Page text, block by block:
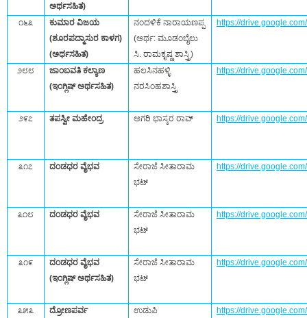
ಅರ್ಥಸಹಿತ)
೧೬೩
ಕುಮಾರ ವಿಜಯ
(ಶೂರಪದ್ಮಾಸುರ ಕಾಳಗ)
(ಅರ್ಥಸಹಿತ)
ನಂದಳಿಕೆ ನಾರಾಯಣಪ್ಪ‌
(ಅರ್ಥ: ಮೂಡಂಬೈಲು
ಸಿ. ರಾಮಕೃಷ್ಣ ಶಾಸ್ತ್ರಿ)
https://
೨೮೮
ಜಾಂಬವತಿ ಕಲ್ಯಾಣ
(ಇಂಗ್ಲಿಷ್‌ ಅರ್ಥಸಹಿತ)
ಹಲಸಿನಹಳ್ಳಿ
ನರಸಿಂಹಶಾಸ್ತ್ರಿ
https://
೨೯೭ ತಪಸ್ವೀ ಮಹೇಂದ್ರ ಅಗರಿ ಭಾಸ್ಕರ ರಾವ್ https://
೩೧೭ ದಂಡಧರ ವೈಭವ
ಸೇರಾಜೆ ಸೀತಾರಾಮ
ಭಟ್‌
https://
೩೧೮ ದಂಡಧರ ವೈಭವ
ಸೇರಾಜೆ ಸೀತಾರಾಮ
ಭಟ್‌
https://
೩೧೯
ದಂಡಧರ ವೈಭವ
(ಇಂಗ್ಲಿಷ್‌ ಅರ್ಥಸಹಿತ)
ಸೇರಾಜೆ ಸೀತಾರಾಮ
ಭಟ್‌
https://
೩೫೩ ದ್ರೋಣಪರ್ವ
ಉಡುಪಿ
https://